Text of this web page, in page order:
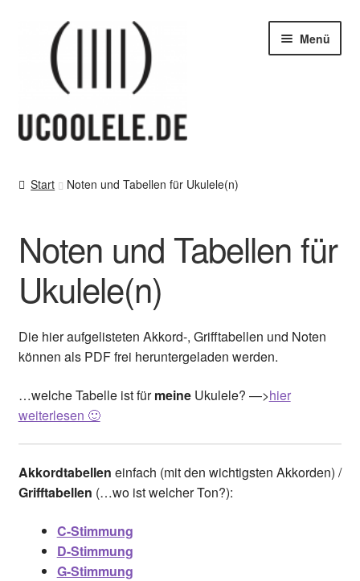
Navigation
springen
springen
Menü
SHOP
vor Ort – in Leipzig
Kontakt / Impressum / AGB & co
Start Noten und Tabellen für Ukulele(n)
Noten und Tabellen für
Ukulele(n)
Die hier aufgelisteten Akkord-, Grifftabellen und Noten
können als PDF frei heruntergeladen werden.
…welche Tabelle ist fürmeineUkulele? —>hier
weiterlesen 🙂
Akkordtabellen einfach (mit den wichtigsten Akkorden) /
Grifftabellen (…wo ist welcher Ton?):
C-Stimmung
D-Stimmung
G-Stimmung